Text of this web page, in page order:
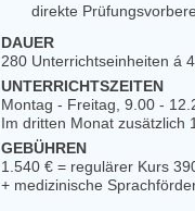
direkte
DAUER
280 Unterrichtseinheiten á
UNTERRICHTSZEITEN
Montag - Freitag, 9.00 -
Im dritten Monat zusätzlich
GEBÜHREN
1.540 € = regulärer Kurs
+ medizinische